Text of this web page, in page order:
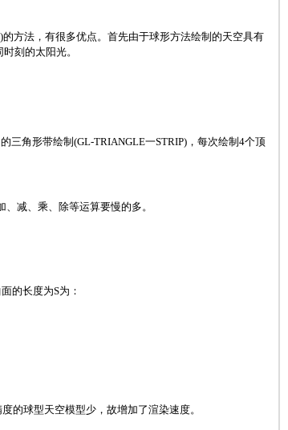
方法，有很多优点。首先由于球形方法绘制的天空具有
刻的太阳光。
角形带绘制(GL-TRIANGLE一STRIP)，每次绘制4个顶
减、乘、除等运算要慢的多。
的长度为S为：
的球型天空模型少，故增加了渲染速度。